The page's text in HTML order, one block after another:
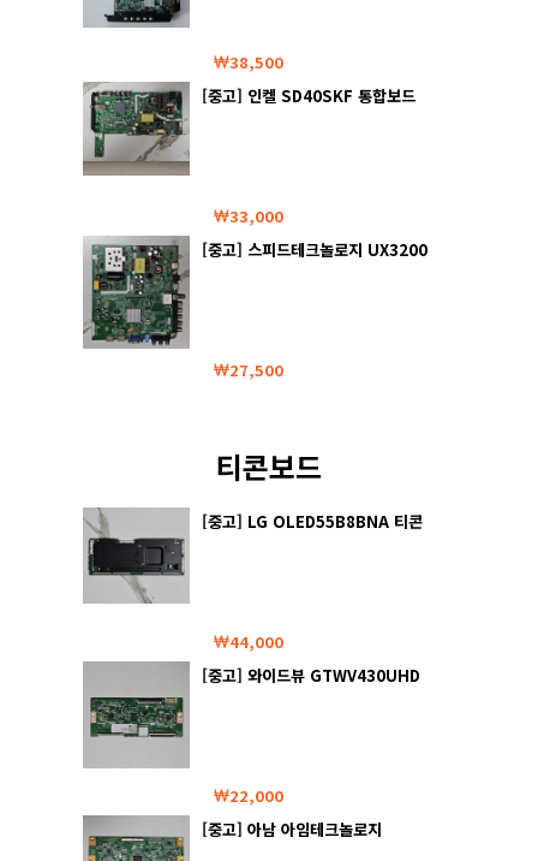
38,500
[중고] 인켈 SD40SKF 통합보드
33,000
[중고] 스피드테크놀로지 UX3200
27,500
티콘보드
[중고] LG OLED55B8BNA 티콘
44,000
[중고] 와이드뷰 GTWV430UHD
22,000
[중고] 아남 아임테크놀로지